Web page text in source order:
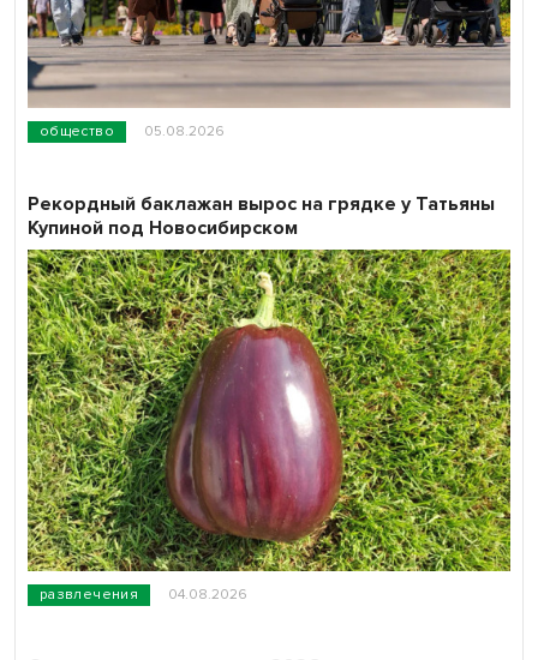
общество 05.08.2026
развлечения 04.08.2026
Рекордный баклажан вырос на грядке у Татьяны
Купиной под Новосибирском